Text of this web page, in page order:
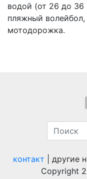
водой (от 26 до 36
пляжный
мотодорожка.
контакт | другие
Copyright